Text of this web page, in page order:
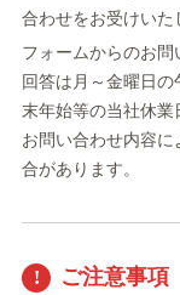
合わせをお受けいた
フォームからのお
回答は月～金曜日
末年始等の当社休業
お問い合わせ内容
合があります。
ご注意事項